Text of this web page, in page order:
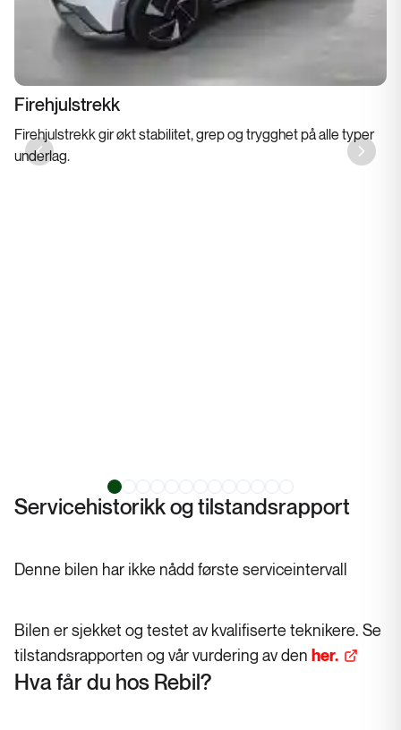
Firehjulstrekk
Firehjulstrekk gir økt stabilitet, grep og trygghet på alle typer
underlag.
Previous slide Next
Servicehistorikk og tilstandsrapport
Denne bilen har ikke nådd første serviceintervall
Bilen er sjekket og testet av kvalifiserte teknikere. Se
tilstandsrapporten og vår vurdering av den her.
Hva får du hos Rebil?